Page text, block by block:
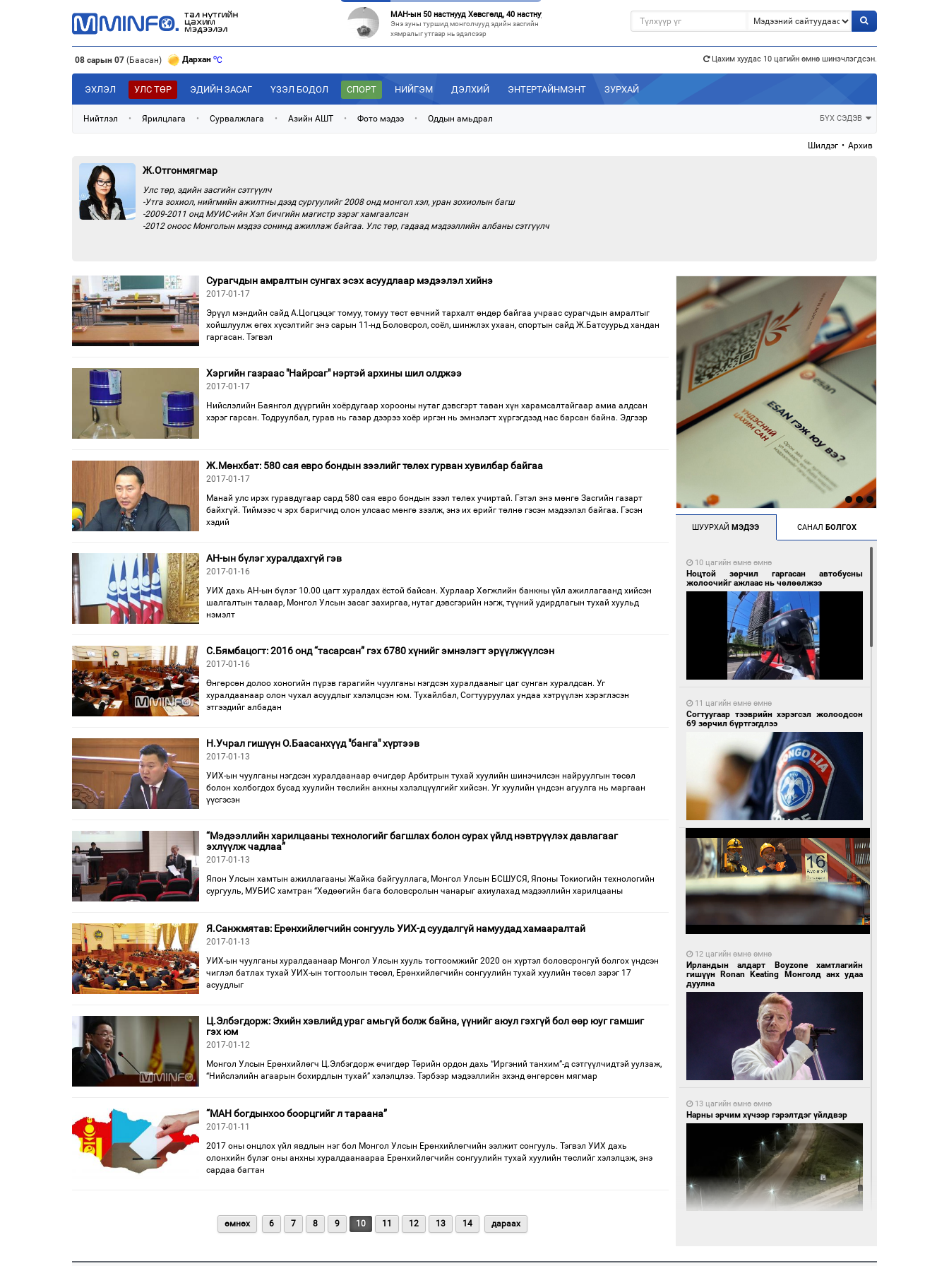
МАН-ын 50 настнууд Хөвсгөлд, 40 настнууд нь Хэнтийд “хуралджээ”
Энэ зуны туршид монголчууд эдийн засгийн
хямралыг утгаар нь эдэлсээр
“С.Зоригийн талбай” болгочих, Хотын дарга аа?
Төв шуудангийн урдах талбайд өнөөдрийг
хүртэл 27 жил байрласан С.Зориг
08 сарын 07 (Баасан) Дархан oC
Эрдэнэт C
Улаанбаатар C
Цахим хуудас 10 цагийн өмнө шинэчлэгдсэн.
ЭХЛЭЛ УЛС ТӨР ЭДИЙН ЗАСАГ ҮЗЭЛ БОДОЛ СПОРТ НИЙГЭМ ДЭЛХИЙ ЭНТЕРТАЙНМЭНТ ЗУРХАЙ
Нийтлэл • Ярилцлага • Сурвалжлага • Азийн АШТ • Фото мэдээ • Оддын амьдрал БҮХ СЭДЭВ
Шилдэг • Архив
Ж.Отгонмягмар
Улс төр, эдийн засгийн сэтгүүлч
-Утга зохиол, нийгмийн ажилтны дээд сургуулийг 2008 онд монгол хэл, уран зохиолын багш
-2009-2011 онд МУИС-ийн Хэл бичгийн магистр зэрэг хамгаалсан
-2012 оноос Монголын мэдээ сонинд ажиллаж байгаа. Улс төр, гадаад мэдээллийн албаны сэтгүүлч
Сурагчдын амралтын сунгах эсэх асуудлаар мэдээлэл хийнэ
2017-01-17
Эрүүл мэндийн сайд А.Цогцэцэг томуу, томуу төст өвчний тархалт өндөр байгаа учраас сурагчдын амралтыг
хойшлуулж өгөх хүсэлтийг энэ сарын 11-нд Боловсрол, соёл, шинжлэх ухаан, спортын сайд Ж.Батсуурьд хандан
гаргасан. Тэгвэл
Хэргийн газраас "Найрсаг" нэртэй архины шил олджээ
2017-01-17
Нийслэлийн Баянгол дүүргийн хоёрдугаар хорооны нутаг дэвсгэрт таван хүн харамсалтайгаар амиа алдсан
хэрэг гарсан. Тодруулбал, гурав нь газар дээрээ хоёр иргэн нь эмнэлэгт хүргэгдээд нас барсан байна. Эдгээр
Ж.Мөнхбат: 580 сая евро бондын зээлийг төлөх гурван хувилбар байгаа
2017-01-17
Манай улс ирэх гуравдугаар сард 580 сая евро бондын зээл төлөх учиртай. Гэтэл энэ мөнгө Засгийн газарт
байхгүй. Тиймээс ч эрх баригчид олон улсаас мөнгө зээлж, энэ их өрийг төлнө гэсэн мэдээлэл байгаа. Гэсэн
хэдий
АН-ын бүлэг хуралдахгүй гэв
2017-01-16
УИХ дахь АН-ын бүлэг 10.00 цагт хуралдах ёстой байсан. Хурлаар Хөгжлийн банкны үйл ажиллагаанд хийсэн
шалгалтын талаар, Монгол Улсын засаг захиргаа, нутаг дэвсгэрийн нэгж, түүний удирдлагын тухай хуульд
нэмэлт
С.Бямбацогт: 2016 онд “тасарсан” гэх 6780 хүнийг эмнэлэгт эрүүлжүүлсэн
2017-01-16
Өнгөрсөн долоо хоногийн пүрэв гарагийн чуулганы нэгдсэн хуралдааныг цаг сунган хуралдсан. Уг
хуралдаанаар олон чухал асуудлыг хэлэлцсэн юм. Тухайлбал, Согтууруулах ундаа хэтрүүлэн хэрэглэсэн
этгээдийг албадан
Н.Учрал гишүүн О.Баасанхүүд "банга" хүртээв
2017-01-13
УИХ-ын чуулганы нэгдсэн хуралдаанаар өчигдөр Арбитрын тухай хуулийн шинэчилсэн найруулгын төсөл
болон холбогдох бусад хуулийн төслийн анхны хэлэлцүүлгийг хийсэн. Уг хуулийн үндсэн агуулга нь маргаан
үүсгэсэн
“Мэдээллийн харилцааны технологийг багшлах болон сурах үйлд нэвтрүүлэх давлагааг
эхлүүлж чадлаа”
2017-01-13
Япон Улсын хамтын ажиллагааны Жайка байгууллага, Монгол Улсын БСШУСЯ, Японы Токиогийн техноло­гийн
сур­гууль, МУБИС хамтран “Хөдөө­гийн бага боловсролын чанарыг ахиула­хад мэдээллийн харилцааны
Я.Санжмятав: Ерөнхийлөгчийн сонгууль УИХ-д суудалгүй намуудад хамааралтай
2017-01-13
УИХ-ын чуулганы хуралдаанаар Монгол Улсын хууль тогтоомжийг 2020 он хүртэл боловсронгуй болгох үндсэн
чиглэл батлах тухай УИХ-ын тогтоолын төсөл, Ерөнхийлөгчийн сонгуулийн тухай хуулийн төсөл зэрэг 17
асуудлыг
Ц.Элбэгдорж: Эхийн хэвлийд ураг амьгүй болж байна, үүнийг аюул гэхгүй бол өөр юуг гамшиг
гэх юм
2017-01-12
Монгол Улсын Ерөнхийлөгч Ц.Элбэгдорж өчигдөр Төрийн ордон дахь “Иргэний танхим”-д сэтгүүлчидтэй уулзаж,
“Нийслэлийн агаарын бохирдлын тухай” хэлэлцлээ. Тэрбээр мэдээллийн эхэнд өнгөрсөн мягмар
“МАН богдынхоо боорцгийг л тараана”
2017-01-11
2017 оны онцлох үйл явдлын нэг бол Монгол Улсын Ерөнхийлөгчийн ээлжит сонгууль. Тэгвэл УИХ дахь
олонхийн бүлэг оны анхны хуралдаанаараа Ерөнхийлөгчийн сонгуулийн тухай хуулийн төслийг хэлэлцэж, энэ
сардаа багтан
өмнөх 6 7 8 9 10 11 12 13 14 дараах
ШУУРХАЙМЭДЭЭ САНАЛБОЛГОХ
10 цагийн өмнө өмнө
Ноцтой зөрчил гаргасан автобусны
жолоочийг ажлаас нь чөлөөлжээ
11 цагийн өмнө өмнө
Согтуугаар тээврийн хэрэгсэл жолоодсон
69 зөрчил бүртгэгдлээ
12 цагийн өмнө өмнө
Ирландын алдарт Boyzone хамтлагийн
гишүүн Ronan Keating Монголд анх удаа
дуулна
13 цагийн өмнө өмнө
Нарны эрчим хүчээр гэрэлтдэг үйлдвэр